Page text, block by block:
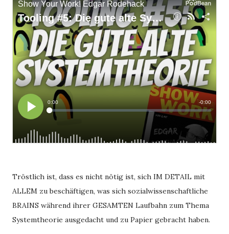
Tröstlich ist, dass es nicht nötig ist, sich IM DETAIL mit
ALLEM zu beschäftigen, was sich sozialwissenschaftliche
BRAINS während ihrer GESAMTEN Laufbahn zum Thema
Systemtheorie ausgedacht und zu Papier gebracht haben.